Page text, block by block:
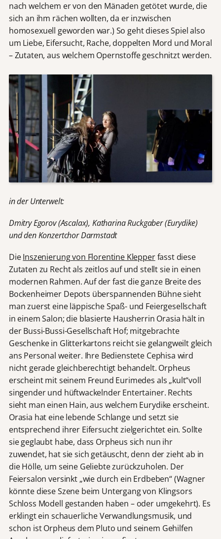
nach welchem er von den Mänaden getötet wurde, die
sich an ihm rächen wollten, da er inzwischen
homosexuell geworden war.) So geht dieses Spiel also
um Liebe, Eifersucht, Rache, doppelten Mord und Moral
– Zutaten, aus welchem Opernstoffe geschnitzt werden.
in der Unterwelt:
Dmitry Egorov (Ascalax), Katharina Ruckgaber (Eurydike)
und den Konzertchor Darmstadt
DieInszenierung von Florentine Klepperfasst diese
Zutaten zu Recht als zeitlos auf und stellt sie in einen
modernen Rahmen. Auf der fast die ganze Breite des
Bockenheimer Depots überspannenden Bühne sieht
man zuerst eine läppische Spaß- und Feiergesellschaft
in einem Salon; die blasierte Hausherrin Orasia hält in
der Bussi-Bussi-Gesellschaft Hof; mitgebrachte
Geschenke in Glitterkartons reicht sie gelangweilt gleich
ans Personal weiter. Ihre Bedienstete Cephisa wird
nicht gerade gleichberechtigt behandelt. Orpheus
erscheint mit seinem Freund Eurimedes als „kult“voll
singender und hüftwackelnder Entertainer. Rechts
sieht man einen Hain, aus welchem Eurydike erscheint.
Orasia hat eine lebende Schlange und setzt sie
entsprechend ihrer Eifersucht zielgerichtet ein. Sollte
sie geglaubt habe, dass Orpheus sich nun ihr
zuwendet, hat sie sich getäuscht, denn der zieht ab in
die Hölle, um seine Geliebte zurückzuholen. Der
Feiersalon versinkt „wie durch ein Erdbeben“ (Wagner
könnte diese Szene beim Untergang von Klingsors
Schloss Modell gestanden haben – oder umgekehrt). Es
erklingt ein schauerliche Verwandlungsmusik, und
schon ist Orpheus dem Pluto und seinem Gehilfen